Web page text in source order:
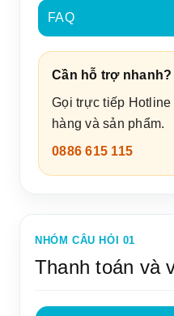
FAQ
Cần hỗ trợ nhanh?
Gọi trực tiếp
hàng và sản phẩm.
0886 615 115
NHÓM CÂU HỎI 01
Thanh toán và